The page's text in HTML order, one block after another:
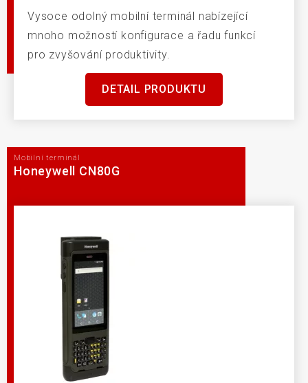
Vysoce odolný mobilní terminál nabízející
mnoho možností konfigurace a řadu funkcí
pro zvyšování produktivity.
DETAIL PRODUKTU
Mobilní terminál
Honeywell CN80G